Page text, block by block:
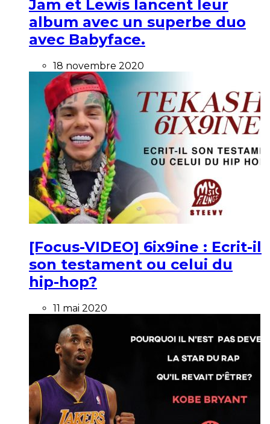
Jam et Lewis lancent leur
album avec un superbe duo
avec Babyface.
18 novembre 2020
[Focus-VIDEO] 6ix9ine : Ecrit-il
son testament ou celui du
hip-hop?
11 mai 2020